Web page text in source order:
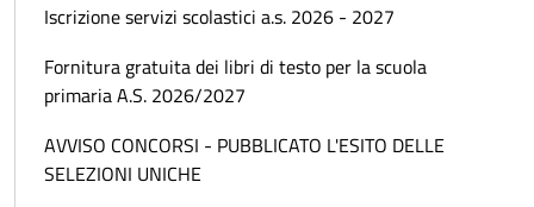
Iscrizione servizi scolastici a.s. 2026 - 2027
Fornitura gratuita dei libri di testo per la scuola
primaria A.S. 2026/2027
AVVISO CONCORSI - PUBBLICATO L'ESITO DELLE
SELEZIONI UNICHE